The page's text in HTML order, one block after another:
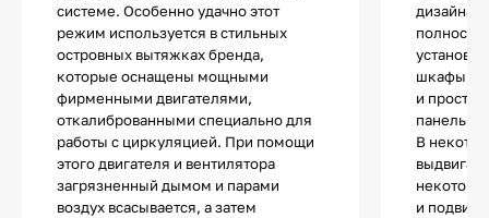
системе. Особенно удачно этот
режим используется в стильных
островных вытяжках бренда,
которые оснащены мощными
фирменными двигателями,
откалиброванными специально для
работы с циркуляцией. При помощи
этого двигателя и вентилятора
загрязненный дымом и парами
воздух всасывается, а затем
дизайна.
шкафы,
и
панелью.
В
и